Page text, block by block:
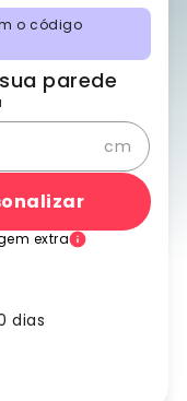
o código
parede
cm
extra
dias